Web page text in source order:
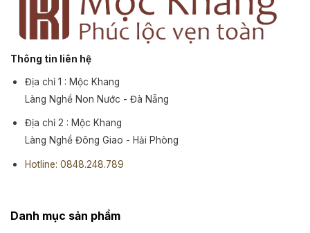
Thông tin liên hệ
Địa chỉ 1 : Mộc Khang
Làng Nghề Non Nước - Đà Nẵng
Địa chỉ 2 : Mộc Khang
Làng Nghề Đông Giao - Hải Phòng
Hotline: 0848.248.789
Danh mục sản phẩm